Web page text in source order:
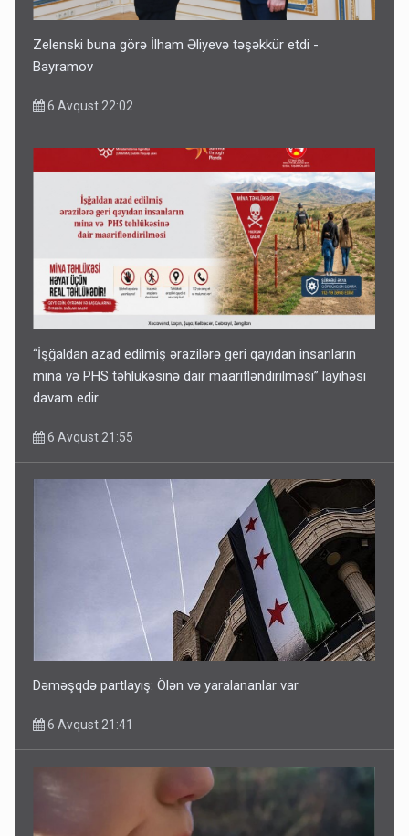
Zelenski buna görə İlham Əliyevə təşəkkür etdi -
Bayramov
6 Avqust 22:02
“İşğaldan azad edilmiş ərazilərə geri qayıdan insanların
mina və PHS təhlükəsinə dair maarifləndirilməsi” layihəsi
davam edir
6 Avqust 21:55
Dəməşqdə partlayış: Ölən və yaralananlar var
6 Avqust 21:41